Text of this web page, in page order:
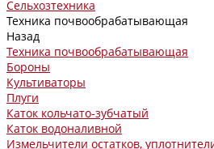
Сельхозтехника
Техника почвообрабатывающая
Назад
Техника почвообрабатывающая
Бороны
Культиваторы
Плуги
Каток кольчато-зубчатый
Каток водоналивной
Измельчители остатков,